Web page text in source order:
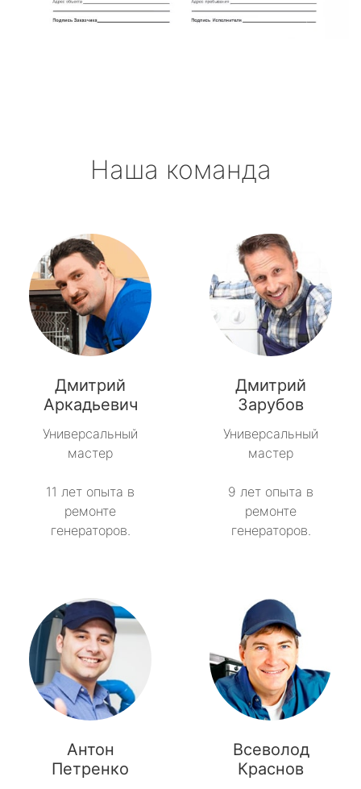
Наша команда
Дмитрий
Аркадьевич
Универсальный
мастер
11 лет опыта в
ремонте
генераторов.
Дмитрий
Зарубов
Универсальный
мастер
9 лет опыта в
ремонте
генераторов.
Антон
Петренко
Всеволод
Краснов